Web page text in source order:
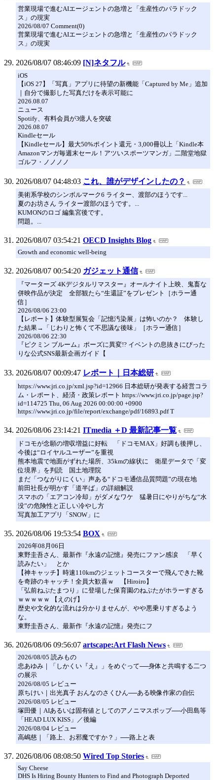
営業現場で進むAIエージェントの急増と「生産性のパラドック
ス」の現実
2026/08/07 Comment(0)
営業現場で進むAIエージェントの急増と「生産性のパラドック
ス」の現実
2026/08/07 08:46:09 [N]ネタフル
iOS
【iOS 27】「写真」アプリに待望の新機能「Captured by Me」追加
｜自分で撮影した写真だけを表示可能に
2026.08.07
ニュース
Spotify、有料会員が3億人を突破
2026.08.07
Kindleセール
【Kindleセール】最大50%ポイント還元・3,000冊以上「Kindle本
Amazonマンガ毎週末セール！アツいスポーツマンガ」二階堂地獄
ゴルフ・ノノノノ
2026/08/07 04:48:03 これ、誰がデザインしたの？
美術系学校のシンボルマーク6 ライター、渡部のほうです...
夏のお坊さん ライター渡部のほうです。...
KUMONのロゴ 編集宮後です。
問題。...
2026/08/07 03:54:21 OECD Insights Blog
Growth and economic well-being
2026/08/07 00:54:20 ガジェット通信
『マーターズ 4Kデジタルリマスター』オールナイト上映、鬼畜な
併映作品が決定 全部観たら“生還証”をプレゼント［ホラー通
信］
2026/08/06 23:00
【レポート】体験型展覧会「記憶汚染展」は怖いのか？ 体験し
た結果→「じわりと怖くて不思議な後味」［ホラー通信］
2026/08/06 22:30
『ピクミン ブルーム』ポーズに異変!? イベントの息抜きにぴった
りな公式SNS最新企画ガイド【
2026/08/07 00:09:47 レポート｜日本総研
https://www.jri.co.jp/xml.jsp?id=12966 日本総研が発表する経営コラ
ム・レポート、経済・政策レポート https://www.jri.co.jp/page.jsp?
id=114725 Thu, 06 Aug 2026 00:00:00 +0900
https://www.jri.co.jp/file/report/exchange/pdf/16893.pdf T
2026/08/06 23:14:21 ITmedia ＋D 最新記事一覧
ドコモが念願の増収増益に好転 「ドコモMAX」好調も後押し、
今後は“ロイヤルユーザー”を重視
熊本地震で地面がずれた場所、35kmの線状に 衛星データで「変
位境界」を判読 国土地理院
まだ「つながりにくい」声ある“ドコモ通信品質問題”の現在地
前田社長が明かす「道半ば」の詳細解説
スマホの「エアコン冷却」がダメなワケ 猛暑日にやりがちな“水
没”の危険性と正しい冷やし方
写真加工アプリ「SNOW」に
2026/08/06 19:53:54 BOX
2026年08月06日
東野圭吾さん、最新作『永遠の記憶』発売にファン感涙 「早く
読みたい」 とか
【神キャッチ】時速110kmのジェットコースターで飛んできた靴
を奇跡のキャッチ！全員大歓喜ｗ 【Hiroiro】
「弘前ねぷたまつり」に登場した保育園のねぷたがホラーすぎる
ｗｗｗｗｗ 【えのげ】
歴史や文化的な流れは分かりませんが、やや悪乗りすぎるよう
な。
東野圭吾さん、最新作『永遠の記憶』発売にフ
2026/08/06 09:56:07 artscape:Art Flash News
2026/08/05 読みもの
忠あゆみ｜「しかくい『え』」をめぐって──身体と共鳴する二つ
の展示
2026/08/05 レビュー
原ちけい｜出光真子 おんなのさくひん──ある映像作家の自伝
2026/08/05 レビュー
塚田優｜AIあるいは固有値としてのアノニマスポップ──小田島等
「HEAD LUX KISS」／後編
2026/08/04 レビュー
高嶋慈｜「路上、お邪魔ですか？」──路上と表
2026/08/06 08:08:50 Wired Top Stories
Say Cheese
DHS Is Hiring Bounty Hunters to Find and Photograph Deported